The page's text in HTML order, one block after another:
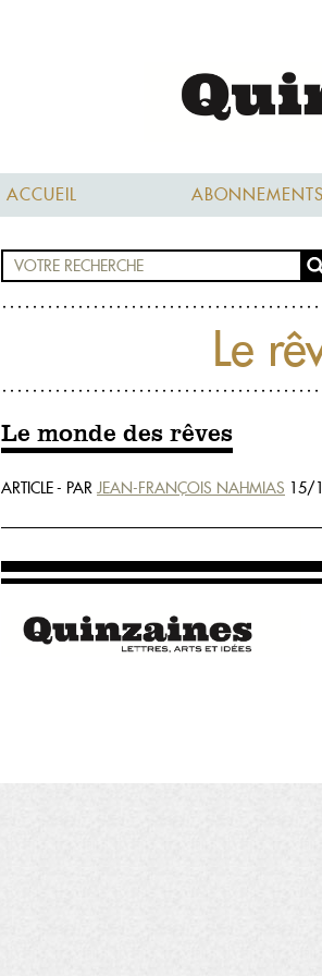
ACCUEIL ABONNEMENTS
Le
Le monde des rêves
ARTICLE - PAR JEAN-FRANÇOIS NAHMIAS 15/